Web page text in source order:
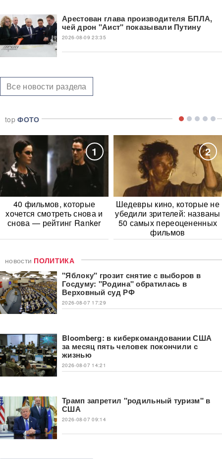
Арестован глава производителя БПЛА,
чей дрон "Аист" показывали Путину
2026-08-09 23:35
Все новости раздела
topФОТО
1
40 фильмов, которые
хочется смотреть снова и
снова — рейтинг Ranker
2
Шедевры кино, которые не
убедили зрителей: названы
50 самых переоцененных
фильмов
новости ПОЛИТИКА
"Яблоку" грозит снятие с выборов в
Госдуму: "Родина" обратилась в
Верховный суд РФ
2026-08-07 17:29
Bloomberg: в киберкомандовании США
за месяц пять человек покончили с
жизнью
2026-08-07 14:21
Трамп запретил "родильный туризм" в
США
2026-08-07 09:14